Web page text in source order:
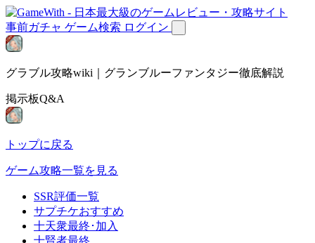
事前ガチャ ゲーム検索 ログイン
グラブル攻略wiki｜グランブルーファンタジー徹底解説
掲示板Q&A
トップに戻る
ゲーム攻略一覧を見る
SSR評価一覧
サプチケおすすめ
十天衆最終･加入
十賢者最終